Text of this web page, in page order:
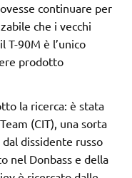
continuare per
che i vecchi
T-90M è l’unico
prodotto
la ricerca: è stata
(CIT), una sorta
dissidente russo
nel Donbass e della